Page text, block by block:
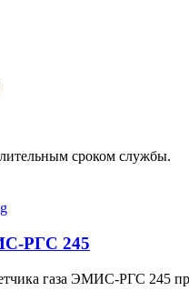
сроком службы.
РГС 245
газа ЭМИС-РГС 245